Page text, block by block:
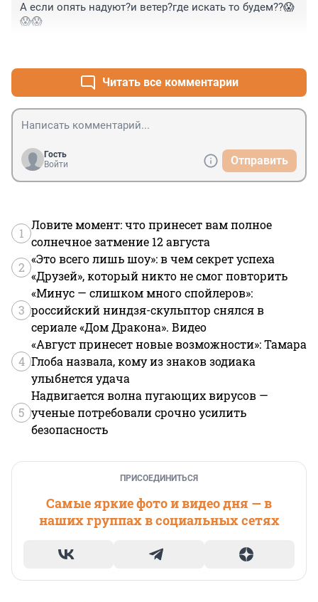
А если опять надуют?и ветер?где искать то будем??😱
😱😱
Читать все комментарии
Гость
Войти
Отправить
1
Ловите момент: что принесет вам полное
солнечное затмение 12 августа
2
«Это всего лишь шоу»: в чем секрет успеха
«Друзей», который никто не смог повторить
3
«Минус — слишком много спойлеров»:
российский ниндзя-скульптор снялся в
сериале «Дом Дракона». Видео
4
«Август принесет новые возможности»: Тамара
Глоба назвала, кому из знаков зодиака
улыбнется удача
5
Надвигается волна пугающих вирусов —
ученые потребовали срочно усилить
безопасность
ПРИСОЕДИНИТЬСЯ
Самые яркие фото и видео дня — в
наших группах в социальных сетях